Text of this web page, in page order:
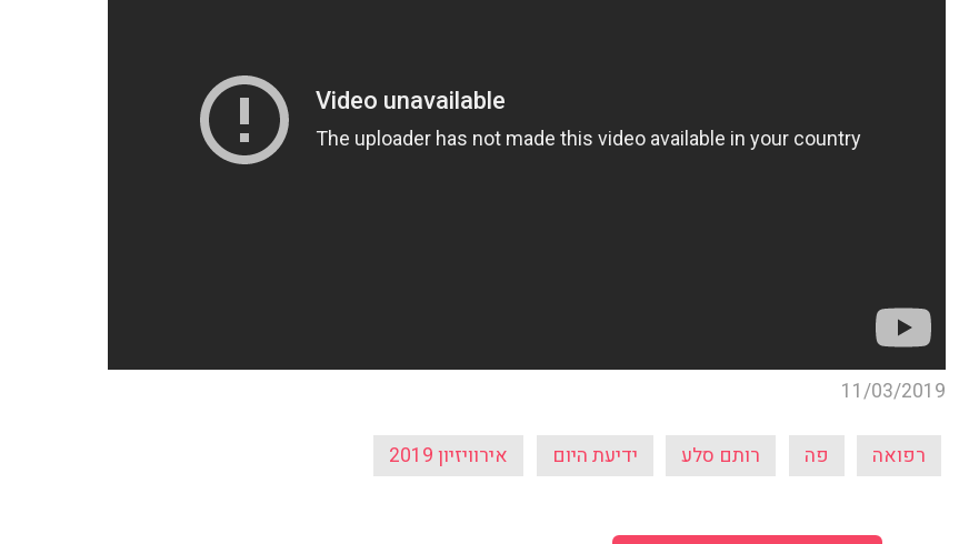
11/03/2019
רפואה פה רותם סלע ידיעת היום אירוויזיון 2019